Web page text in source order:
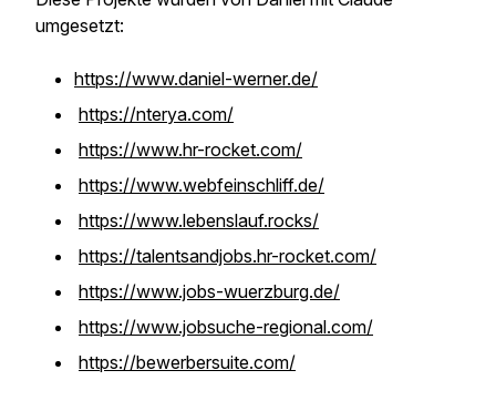
umgesetzt:
https://www.daniel-werner.de/
https://nterya.com/
https://www.hr-rocket.com/
https://www.webfeinschliff.de/
https://www.lebenslauf.rocks/
https://talentsandjobs.hr-rocket.com/
https://www.jobs-wuerzburg.de/
https://www.jobsuche-regional.com/
https://bewerbersuite.com/